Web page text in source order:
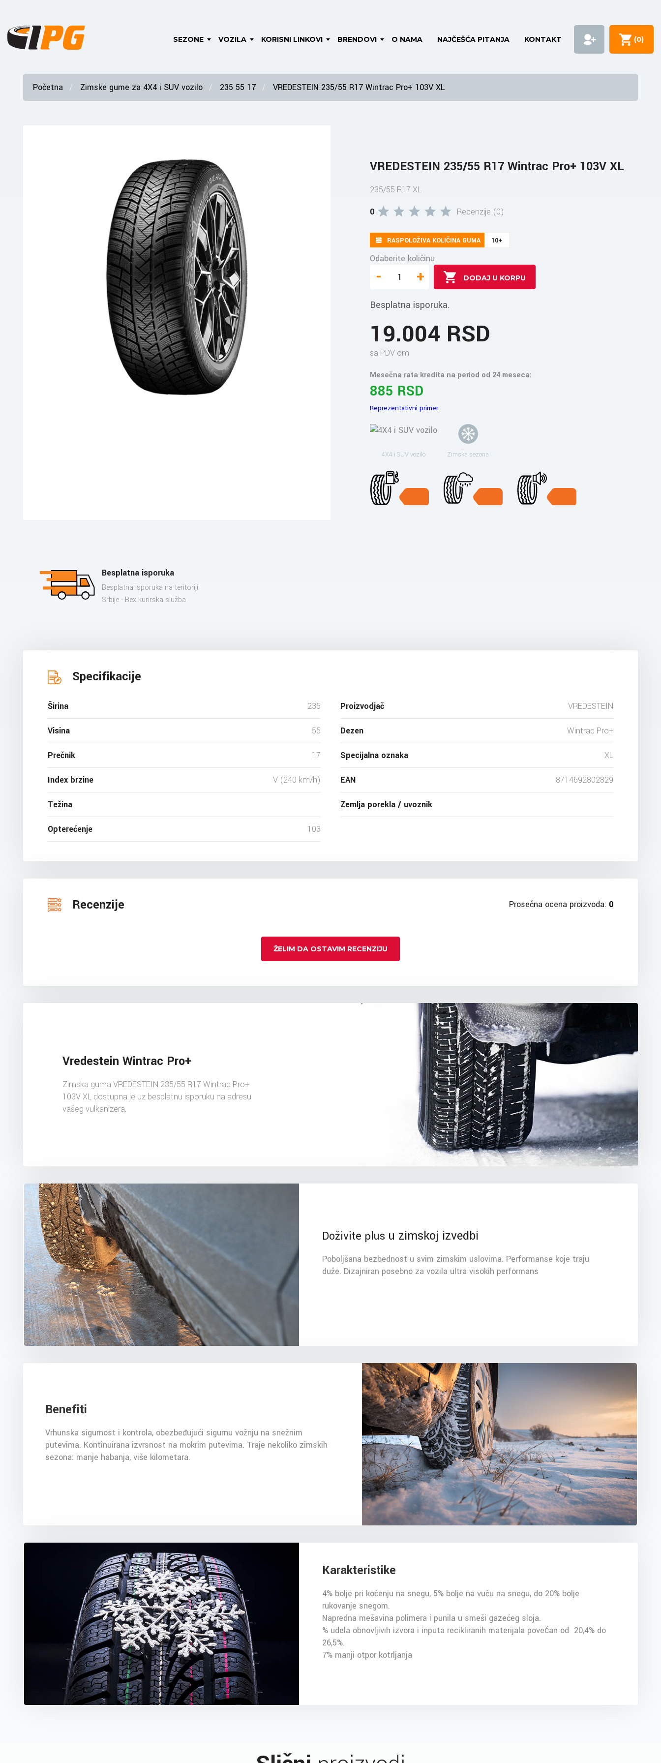
SEZONE VOZILA KORISNI LINKOVI BRENDOVI O NAMA NAJČEŠĆA PITANJA KONTAKT (0)
Početna Zimske gume za 4X4 i SUV vozilo 235 55 17 VREDESTEIN 235/55 R17 Wintrac Pro+ 103V XL
VREDESTEIN 235/55 R17 Wintrac Pro+ 103V XL
235/55 R17 XL
0
Recenzije (0)
RASPOLOŽIVA KOLIČINA GUMA 10+
Odaberite količinu
- +
Besplatna isporuka.
19.004 RSD
sa PDV-om
Mesečna rata kredita na period od 24 meseca:
885 RSD
Reprezentativni primer
4X4 i SUV vozilo Zimska sezona
Besplatna isporuka
Besplatna isporuka na teritoriji
Srbije - Bex kurirska služba
Specifikacije
Širina 235
Visina 55
Prečnik 17
Index brzine V (240 km/h)
Težina
Opterećenje 103
Proizvodjač VREDESTEIN
Dezen Wintrac Pro+
Specijalna oznaka XL
EAN 8714692802829
Zemlja porekla / uvoznik
Recenzije Prosečna ocena proizvoda: 0
ŽELIM DA OSTAVIM RECENZIJU
Vredestein Wintrac Pro+
Zimska guma VREDESTEIN 235/55 R17 Wintrac Pro+
103V XL dostupna je uz besplatnu isporuku na adresu
vašeg vulkanizera.
Doživite plus u zimskoj izvedbi
Poboljšana bezbednost u svim zimskim uslovima. Performanse koje traju
duže. Dizajniran posebno za vozila ultra visokih performans
Benefiti
Vrhunska sigurnost i kontrola, obezbeđujući sigurnu vožnju na snežnim
putevima. Kontinuirana izvrsnost na mokrim putevima. Traje nekoliko zimskih
sezona: manje habanja, više kilometara.
Karakteristike
4% bolje pri kočenju na snegu, 5% bolje na vuču na snegu, do 20% bolje
rukovanje snegom.
Napredna mešavina polimera i punila u smeši gazećeg sloja.
% udela obnovljivih izvora i inputa recikliranih materijala povećan od 20,4% do
26,5%.
7% manji otpor kotrljanja